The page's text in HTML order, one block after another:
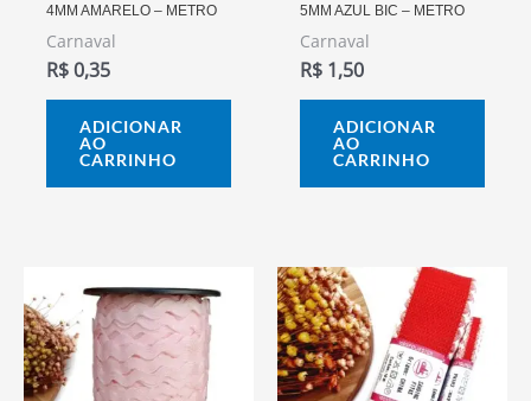
4MM AMARELO – METRO
Carnaval
R$0,35
ADICIONAR
AO
CARRINHO
5MM AZUL BIC – METRO
Carnaval
R$ 1,50
ADICIONAR
AO
CARRINHO
tem